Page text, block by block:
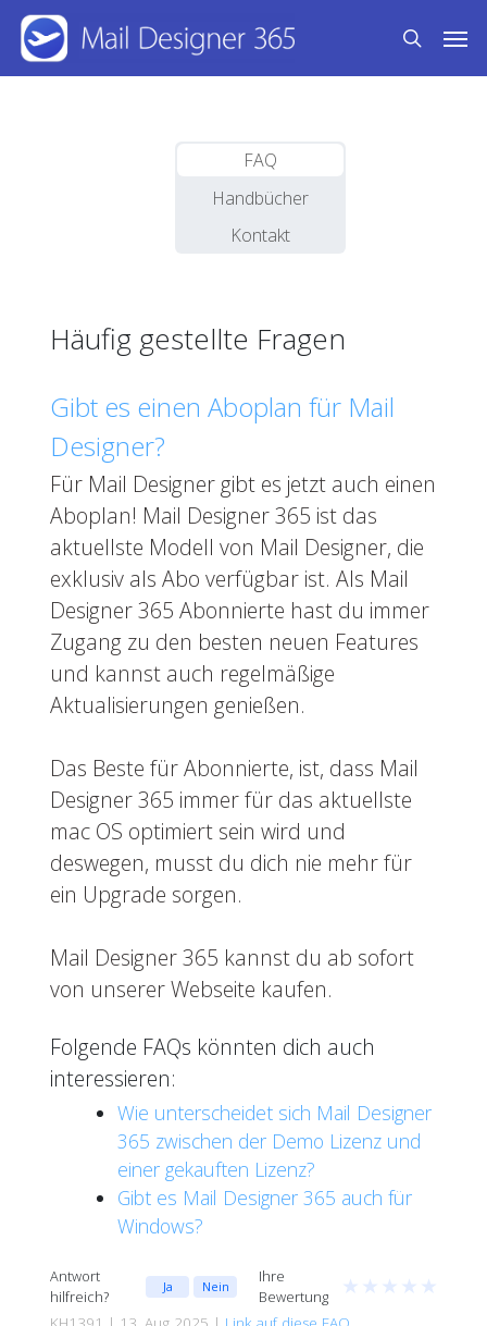
Skip
main
search
FAQ
Handbücher
Kontakt
Häufig gestellte Fragen
Gibt es einen Aboplan für Mail
Designer?
Für Mail Designer gibt es jetzt auch einen
Aboplan! Mail Designer 365 ist das
aktuellste Modell von Mail Designer, die
exklusiv als Abo verfügbar ist. Als Mail
Designer 365 Abonnierte hast du immer
Zugang zu den besten neuen Features
und kannst auch regelmäßige
Aktualisierungen genießen.
Das Beste für Abonnierte, ist, dass Mail
Designer 365 immer für das aktuellste
mac OS optimiert sein wird und
deswegen, musst du dich nie mehr für
ein Upgrade sorgen.
Mail Designer 365 kannst du ab sofort
von unsererWebseite kaufen.
Folgende FAQs könnten dich auch
interessieren:
Wie unterscheidet sich Mail Designer
365 zwischen der Demo Lizenz und
einer gekauften Lizenz?
Gibt es Mail Designer 365 auch für
Windows?
Antwort
hilfreich?
Ja Nein
Ihre
Bewertung
★ ★ ★ ★ ★